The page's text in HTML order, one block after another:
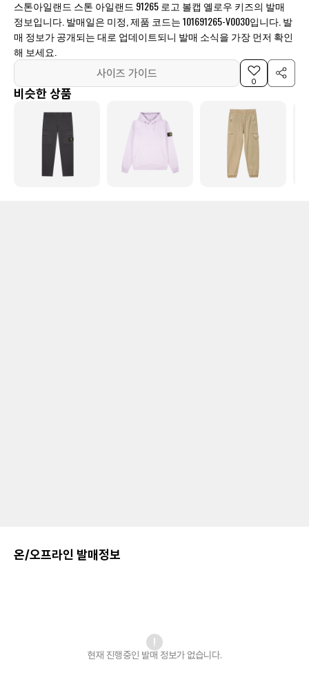
스톤아일랜드 스톤 아일랜드 91265 로고 볼캡 옐로우 키즈의 발매
정보입니다. 발매일은 미정, 제품 코드는 101691265-V0030입니다. 발
매 정보가 공개되는 대로 업데이트되니 발매 소식을 가장 먼저 확인
해 보세요.
사이즈 가이드
0
비슷한 상품
온/오프라인 발매정보
현재 진행중인 발매 정보가 없습니다.